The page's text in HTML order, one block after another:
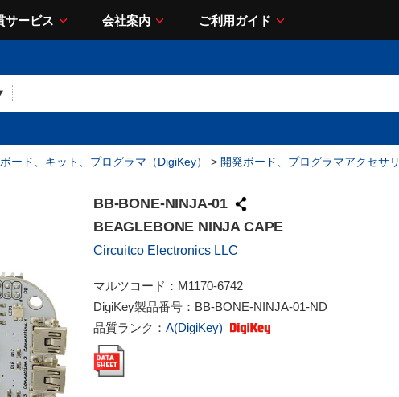
サービス 会社案内 ご利用ガイド
ード、キット、プログラマ（DigiKey） > 開発ボード、プログラマアクセサリ
BB-BONE-NINJA-01
BEAGLEBONE NINJA CAPE
Circuitco Electronics LLC
マルツコード： M1170-6742
DigiKey製品番号： BB-BONE-NINJA-01-ND
品質ランク： A(DigiKey)